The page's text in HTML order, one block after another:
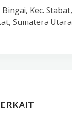
Kec. Stabat,
Sumatera Utara